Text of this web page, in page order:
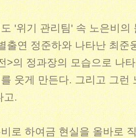
'위기 관리팀' 속 노은비의
출연 정준하와 나타난 최준
>의 정과장의 모습으로 나
웃게 만든다. 그리고 그런
고.
로 하여금 현실을 올바로